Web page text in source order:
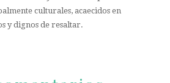
culturales, acaecidos en
y dignos de resaltar.